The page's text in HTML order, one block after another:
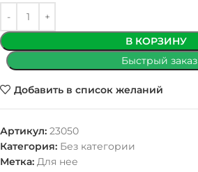
В КОРЗИНУ
Быстрый заказ
Добавить в список желаний
Артикул: 23050
Категория: Без категории
Метка: Для нее